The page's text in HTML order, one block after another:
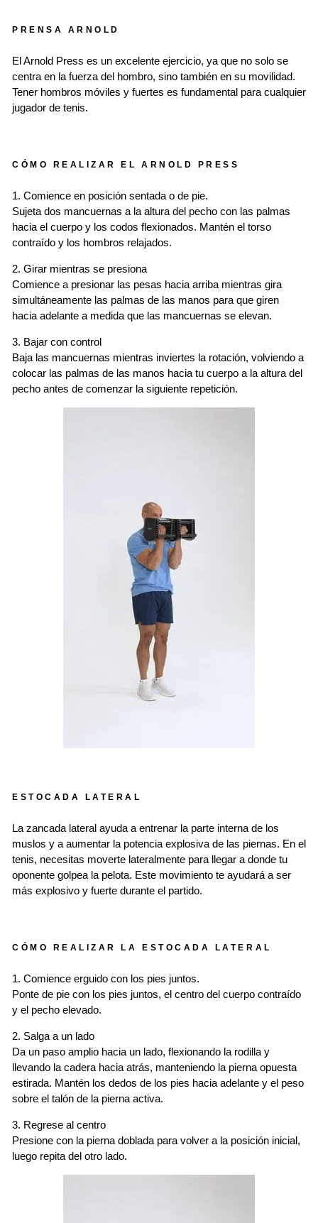
PRENSA ARNOLD
El Arnold Press es un excelente ejercicio, ya que no solo se
centra en la fuerza del hombro, sino también en su movilidad.
Tener hombros móviles y fuertes es fundamental para cualquier
jugador de tenis.
CÓMO REALIZAR EL ARNOLD PRESS
1. Comience en posición sentada o de pie.
Sujeta dos mancuernas a la altura del pecho con las palmas
hacia el cuerpo y los codos flexionados. Mantén el torso
contraído y los hombros relajados.
2. Girar mientras se presiona
Comience a presionar las pesas hacia arriba mientras gira
simultáneamente las palmas de las manos para que giren
hacia adelante a medida que las mancuernas se elevan.
3. Bajar con control
Baja las mancuernas mientras inviertes la rotación, volviendo a
colocar las palmas de las manos hacia tu cuerpo a la altura del
pecho antes de comenzar la siguiente repetición.
ESTOCADA LATERAL
La zancada lateral ayuda a entrenar la parte interna de los
muslos y a aumentar la potencia explosiva de las piernas. En el
tenis, necesitas moverte lateralmente para llegar a donde tu
oponente golpea la pelota. Este movimiento te ayudará a ser
más explosivo y fuerte durante el partido.
CÓMO REALIZAR LA ESTOCADA LATERAL
1. Comience erguido con los pies juntos.
Ponte de pie con los pies juntos, el centro del cuerpo contraído
y el pecho elevado.
2. Salga a un lado
Da un paso amplio hacia un lado, flexionando la rodilla y
llevando la cadera hacia atrás, manteniendo la pierna opuesta
estirada. Mantén los dedos de los pies hacia adelante y el peso
sobre el talón de la pierna activa.
3. Regrese al centro
Presione con la pierna doblada para volver a la posición inicial,
luego repita del otro lado.